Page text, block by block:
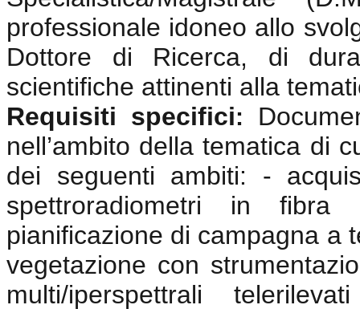
professionale idoneo allo
Dottore di Ricerca, di
scientifiche attinenti alla
Requisiti specifici:
nell’ambito della tematica di
dei seguenti ambiti: -
spettroradiometri in fibra
pianificazione di campagna a
vegetazione con
multi/iperspettrali